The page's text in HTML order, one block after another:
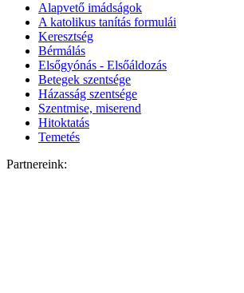
Alapvető imádságok
A katolikus tanítás formulái
Keresztség
Bérmálás
Elsőgyónás - Elsőáldozás
Betegek szentsége
Házasság szentsége
Szentmise, miserend
Hitoktatás
Temetés
Partnereink: